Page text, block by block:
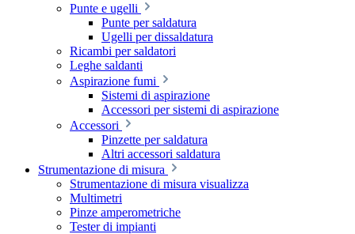
Punte e ugelli
Punte per saldatura
Ugelli per dissaldatura
Ricambi per saldatori
Leghe saldanti
Aspirazione fumi
Sistemi di aspirazione
Accessori per sistemi di aspirazione
Accessori
Pinzette per saldatura
Altri accessori saldatura
Strumentazione di misura
Strumentazione di misura visualizza
Multimetri
Pinze amperometriche
Tester di impianti